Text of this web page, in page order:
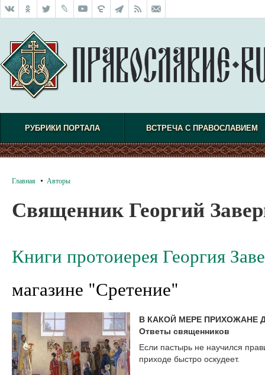
РУБРИКИ ПОРТАЛА ВСТРЕЧА С ПРАВОСЛАВИЕМ
Главная Авторы
Священник Георгий
Книги протоиерея Георгия
магазине "Сретение"
В КАКОЙ МЕРЕ
Ответы священников
Если пастырь не научился
приходе быстро оскудеет.